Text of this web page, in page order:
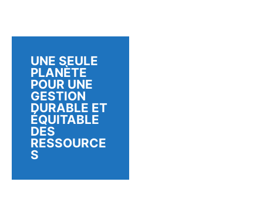
UNE SEULE
PLANÈTE
POUR UNE
GESTION
DURABLE ET
ÉQUITABLE
DES
RESSOURCE
S